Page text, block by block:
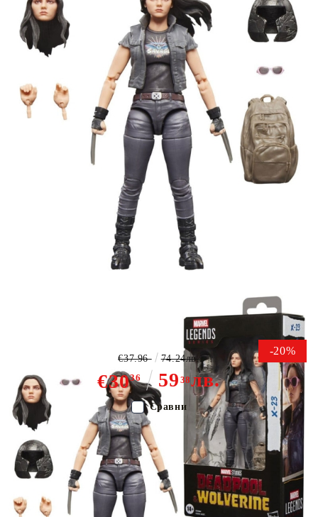
Share Tweet
Deadpool & Wolverine Marvel
Legends Екшън Фигурка - X.23
-20%
€3036 59 38лв.
€37.96 74.24лв.
Многоцветен
Тип:
Фигурка
Възраст:
Сравни